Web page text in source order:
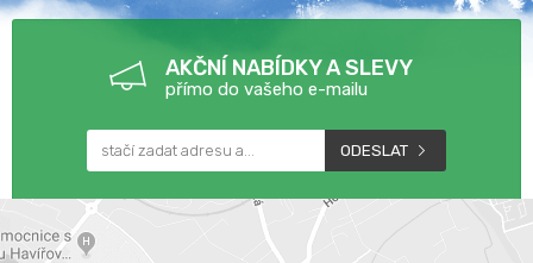
AKČNÍ NABÍDKY A SLEVY
přímo do vašeho e-mailu
ODESLAT